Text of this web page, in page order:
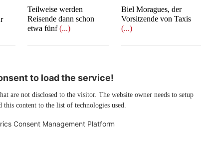
Teilweise werden
Reisende dann schon
etwa fünf(...)
​​​​​​​Biel Moragues, der
Vorsitzende von Taxis
(...)
to load the service!
are not disclosed to the visitor. The website owner needs to setup
content to the list of technologies used.
Consent Management Platform